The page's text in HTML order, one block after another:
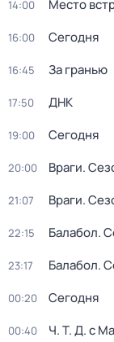
14:00 Место
16:00 Сегодня
16:45 За гранью
17:50 ДНК
19:00 Сегодня
20:00 Враги.
21:07 Враги.
22:15 Балабол.
23:17 Балабол.
00:20 Сегодня
00:40 Ч. T. Д. с